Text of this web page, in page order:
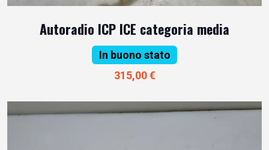
Autoradio ICP ICE categoria media
In buono stato
315,00 €